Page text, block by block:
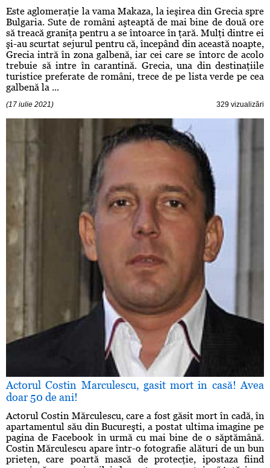
Este aglomeraţie la vama Makaza, la ieşirea din Grecia spre
Bulgaria. Sute de români aşteaptă de mai bine de două ore
să treacă graniţa pentru a se întoarce în ţară. Mulţi dintre ei
şi-au scurtat sejurul pentru că, începând din această noapte,
Grecia intră în zona galbenă, iar cei care se întorc de acolo
trebuie să intre în carantină. Grecia, una din destinaţiile
turistice preferate de români, trece de pe lista verde pe cea
galbenă la ...
(17 iulie 2021) 329 vizualizări
Actorul Costin Marculescu, gasit mort in casă! Avea
doar 50 de ani!
Actorul Costin Mărculescu, care a fost găsit mort în cadă, în
apartamentul său din Bucureşti, a postat ultima imagine pe
pagina de Facebook în urmă cu mai bine de o săptămână.
Costin Mărculescu apare într-o fotografie alături de un bun
prieten, care poartă mască de protecţie, ipostaza fiind